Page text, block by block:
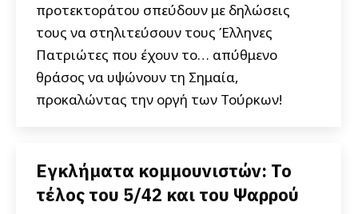
προτεκτοράτου σπεύδουν με δηλώσεις
τους να στηλιτεύσουν τους Έλληνες
Πατριώτες που έχουν το… απύθμενο
θράσος να υψώνουν τη Σημαία,
προκαλώντας την οργή των Τούρκων!
Εγκλήματα κομμουνιστών: Το
τέλος του 5/42 και του Ψαρρού